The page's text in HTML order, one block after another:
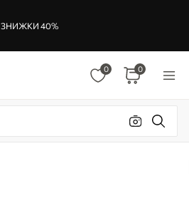
ЗНИЖКИ 40%
0 0